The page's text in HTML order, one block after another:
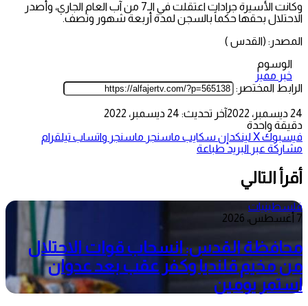
وكانت الأسيرة جرادات اعتقلت في الـ7 من آب العام الجاري، وأصدر
الاحتلال بحقها حكماً بالسجن لمدة أربعة شهور ونصف.
المصدر: (القدس )
الوسوم
خبر مميز
الرابط المختصر:
24 ديسمبر، 2022
آخر تحديث: 24 ديسمبر، 2022
دقيقة واحدة
فيسبوك‫Xلينكدإن سكايب ماسنجر ماسنجر واتساب تيلقرام
مشاركة عبر البريد طباعة
أقرأ التالي
فلسطينيات
7 أغسطس، 2026
محافظة القدس: انسحاب قوات الاحتلال
من مخيم قلنديا وكفر عقب بعد عدوان
استمر يومين